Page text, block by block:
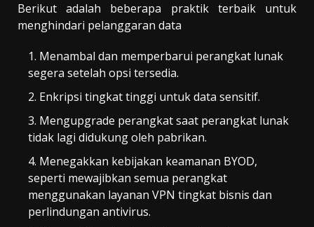
Berikut adalah beberapa praktik terbaik untuk
menghindari pelanggaran data
Menambal dan memperbarui perangkat lunak
segera setelah opsi tersedia.
Enkripsi tingkat tinggi untuk data sensitif.
Mengupgrade perangkat saat perangkat lunak
tidak lagi didukung oleh pabrikan.
Menegakkan kebijakan keamanan BYOD,
seperti mewajibkan semua perangkat
menggunakan layanan VPN tingkat bisnis dan
perlindungan antivirus.